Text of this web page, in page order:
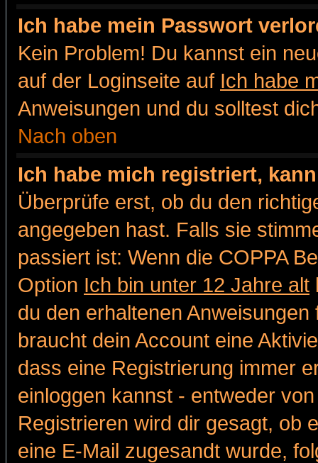
Ich habe mein Passwort
Kein Problem! Du kannst ein
auf der Loginseite auf Ich habe
Anweisungen und du solltest
Nach oben
Ich habe mich registriert,
Überprüfe erst, ob du den
angegeben hast. Falls sie
passiert ist: Wenn die COPPA
Option Ich bin unter 12 Jahre alt
du den erhaltenen
braucht dein Account eine
dass eine Registrierung immer
einloggen kannst - entweder
Registrieren wird dir gesagt, ob
eine E-Mail zugesandt wurde,